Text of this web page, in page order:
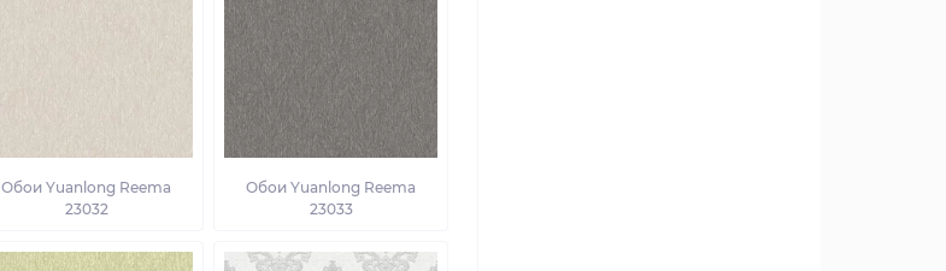
Обои Yuanlong Reema
23032
Обои Yuanlong Reema
23033